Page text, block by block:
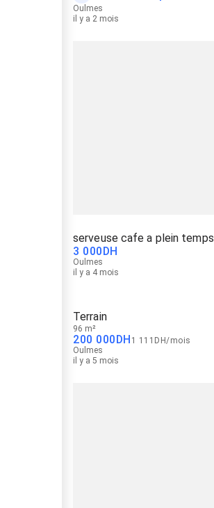
Oulmes
il y a 2 mois
serveuse cafe a plein temps
3 000DH
Oulmes
il y a 4 mois
Terrain
96 m²
200 000DH 1 111 DH/mois
Oulmes
il y a 5 mois